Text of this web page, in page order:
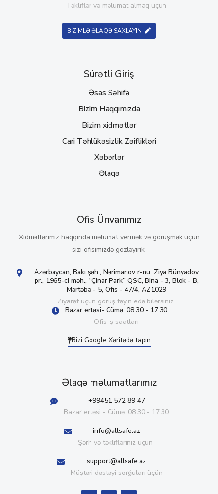
Təkliflər və məlumat almaq üçün
BİZİMLƏ ƏLAQƏ SAXLAYIN
Sürətli Giriş
Əsas Səhifə
Bizim Haqqımızda
Bizim xidmətlər
Cari Təhlükəsizlik Zəiflikləri
Xəbərlər
Əlaqə
Ofis Ünvanımız
Xidmətlərimiz haqqında məlumat vermək və görüşmək üçün
sizi ofisimizdə gözləyirik.
Azərbaycan, Bakı şəh., Nərimanov r-nu, Ziya Bünyadov
pr., 1965-ci məh., “Çinar Park” QSC, Bina - 3, Blok - B,
Mərtəbə - 5, Ofis - 47/4, AZ1029
Ziyarət üçün görüş təyin edə bilərsiniz.
Bazar ertəsi- Cümə: 08:30 - 17:30
Ofis iş saatları
Bizi Google Xəritədə tapın
Əlaqə məlumatlarımız
+99451 572 89 47
Bazar ertəsi - Cümə: 08:30 - 17:30
info@allsafe.az
Şərh və təklifləriniz üçün
support@allsafe.az
Müştəri dəstəyi sorğuları üçün